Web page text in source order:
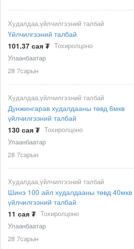
Худалдаа,үйлчилгээний талбай
Үйлчилгээний талбай
101.37 сая ₮ Тохиролцоно
Улаанбаатар
28 7сарын
Худалдаа,үйлчилгээний талбай
Дүнжингарав худалдааны төвд 6мкв
үйлчилгээний талбай
130 сая ₮ Тохиролцоно
Улаанбаатар
28 7сарын
Худалдаа,үйлчилгээний талбай
Шинэ 100 айл худалдааны төвд 40мкв
үйлчилгээний талбай
11 сая ₮ Тохиролцоно
Улаанбаатар
28 7сарын